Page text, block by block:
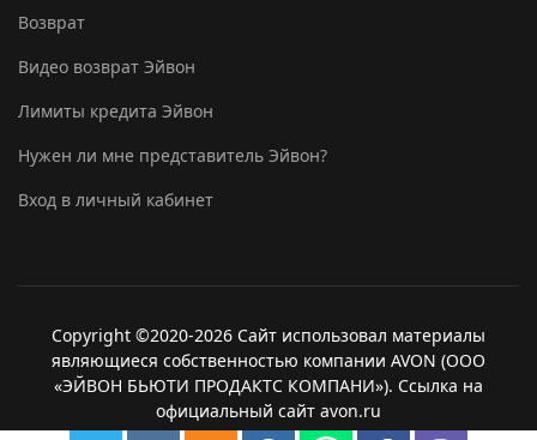
Возврат
Видео возврат Эйвон
Лимиты кредита Эйвон
Нужен ли мне представитель Эйвон?
Вход в личный кабинет
Copyright ©2020-2026 Сайт использовал материалы
являющиеся собственностью компании AVON (ООО
«ЭЙВОН БЬЮТИ ПРОДАКТС КОМПАНИ»). Ссылка на
официальный сайт avon.ru